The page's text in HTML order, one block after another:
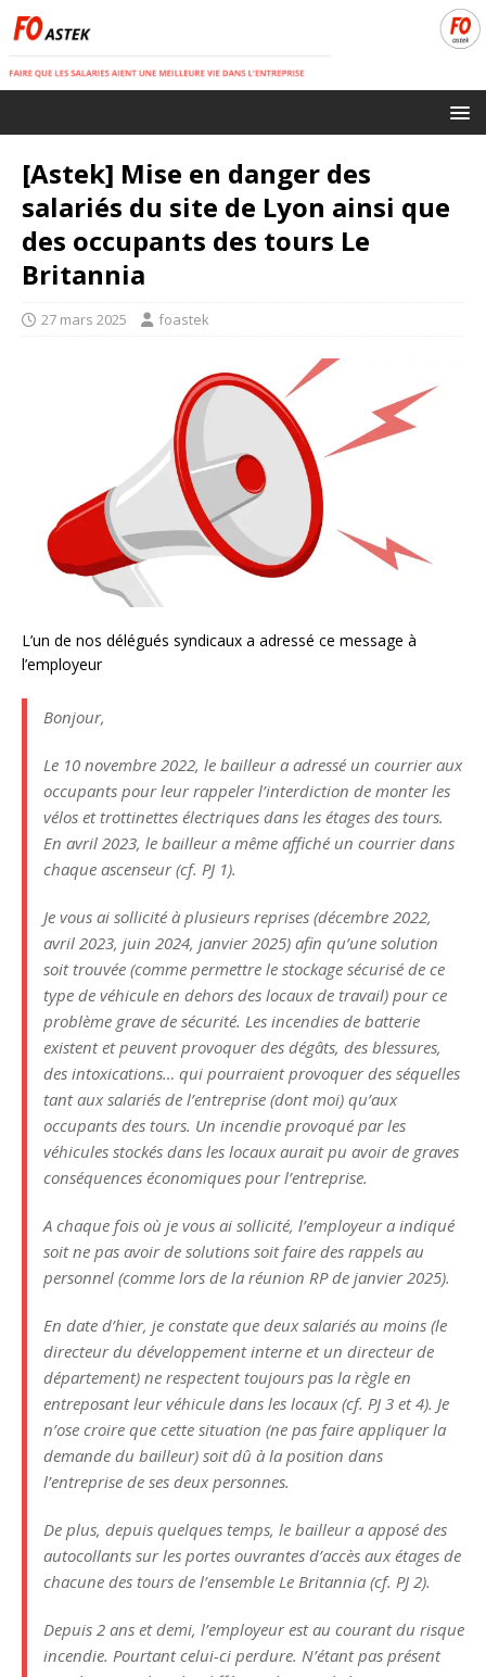
[Astek] Mise en danger des
salariés du site de Lyon ainsi que
des occupants des tours Le
Britannia
27 mars 2025 foastek
L’un de nos délégués syndicaux a adressé ce message à
l’employeur
Bonjour,
Le 10 novembre 2022, le bailleur a adressé un courrier aux
occupants pour leur rappeler l’interdiction de monter les
vélos et trottinettes électriques dans les étages des tours.
En avril 2023, le bailleur a même affiché un courrier dans
chaque ascenseur (cf. PJ 1).
Je vous ai sollicité à plusieurs reprises (décembre 2022,
avril 2023, juin 2024, janvier 2025) afin qu’une solution
soit trouvée (comme permettre le stockage sécurisé de ce
type de véhicule en dehors des locaux de travail) pour ce
problème grave de sécurité. Les incendies de batterie
existent et peuvent provoquer des dégâts, des blessures,
des intoxications… qui pourraient provoquer des séquelles
tant aux salariés de l’entreprise (dont moi) qu’aux
occupants des tours. Un incendie provoqué par les
véhicules stockés dans les locaux aurait pu avoir de graves
conséquences économiques pour l’entreprise.
A chaque fois où je vous ai sollicité, l’employeur a indiqué
soit ne pas avoir de solutions soit faire des rappels au
personnel (comme lors de la réunion RP de janvier 2025).
En date d’hier, je constate que deux salariés au moins (le
directeur du développement interne et un directeur de
département) ne respectent toujours pas la règle en
entreposant leur véhicule dans les locaux (cf. PJ 3 et 4). Je
n’ose croire que cette situation (ne pas faire appliquer la
demande du bailleur) soit dû à la position dans
l’entreprise de ses deux personnes.
De plus, depuis quelques temps, le bailleur a apposé des
autocollants sur les portes ouvrantes d’accès aux étages de
chacune des tours de l’ensemble Le Britannia (cf. PJ 2).
Depuis 2 ans et demi, l’employeur est au courant du risque
incendie. Pourtant celui-ci perdure. N’étant pas présent